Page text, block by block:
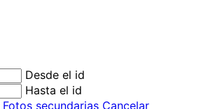
Desde el id
Hasta el id
Fotos secundarias Cancelar